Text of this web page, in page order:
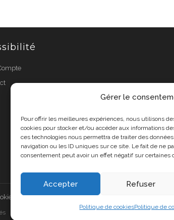
Gérer le
Pour offrir les meilleures expériences, nous utilisons
cookies pour stocker et/ou accéder aux informations
ces technologies nous permettra de traiter des
navigation ou les ID uniques sur ce site. Le fait de ne
consentement peut avoir un effet négatif sur certaines
Accepter Refuser
Politique de cookiesPolitique de
(UE) A propos de nous